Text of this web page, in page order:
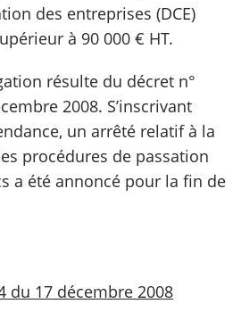
des entreprises (DCE)
à 90 000 € HT.
résulte du décret n°
2008. S’inscrivant
un arrêté relatif à la
procédures de passation
a été annoncé pour la fin de
du 17 décembre 2008